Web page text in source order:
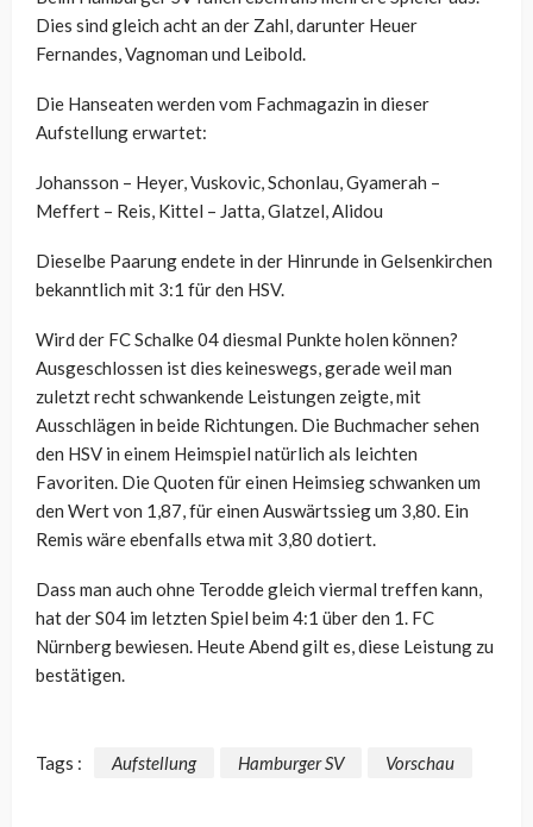
Dies sind gleich acht an der Zahl, darunter Heuer
Fernandes, Vagnoman und Leibold.
Die Hanseaten werden vom Fachmagazin in dieser
Aufstellung erwartet:
Johansson – Heyer, Vuskovic, Schonlau, Gyamerah –
Meffert – Reis, Kittel – Jatta, Glatzel, Alidou
Dieselbe Paarung endete in der Hinrunde in Gelsenkirchen
bekanntlich mit 3:1 für den HSV.
Wird der FC Schalke 04 diesmal Punkte holen können?
Ausgeschlossen ist dies keineswegs, gerade weil man
zuletzt recht schwankende Leistungen zeigte, mit
Ausschlägen in beide Richtungen. Die Buchmacher sehen
den HSV in einem Heimspiel natürlich als leichten
Favoriten. Die Quoten für einen Heimsieg schwanken um
den Wert von 1,87, für einen Auswärtssieg um 3,80. Ein
Remis wäre ebenfalls etwa mit 3,80 dotiert.
Dass man auch ohne Terodde gleich viermal treffen kann,
hat der S04 im letzten Spiel beim 4:1 über den 1. FC
Nürnberg bewiesen. Heute Abend gilt es, diese Leistung zu
bestätigen.
Tags : Aufstellung Hamburger SV Vorschau